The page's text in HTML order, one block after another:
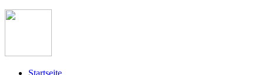
Startseite